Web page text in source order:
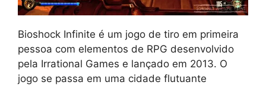
Bioshock Infinite é um jogo de tiro em primeira
pessoa com elementos de RPG desenvolvido
pela Irrational Games e lançado em 2013. O
jogo se passa em uma cidade flutuante